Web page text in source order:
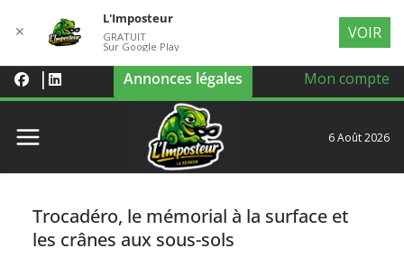
Annonces légales Mon compte
6 Août 2026
Trocadéro, le mémorial à la surface et
les crânes aux sous-sols
✕
L'Imposteur
GRATUIT
Sur Google Play
VOIR